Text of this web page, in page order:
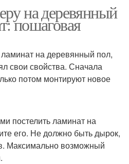
на деревянный
пошаговая
на деревянный пол,
свои свойства. Сначала
потом монтируют новое
постелить ламинат на
его. Не должно быть дырок,
Максимально возможный